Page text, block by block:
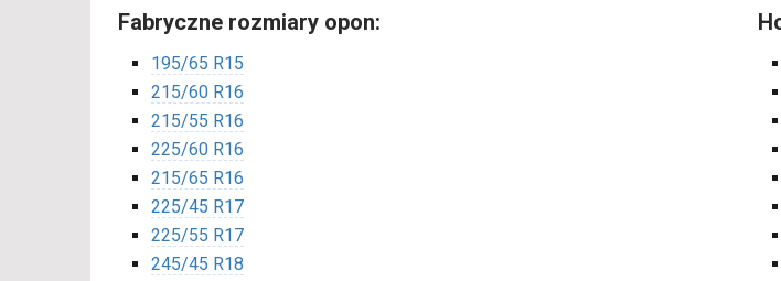
Fabryczne rozmiary opon:
195/65 R15
215/60 R16
215/55 R16
225/60 R16
215/65 R16
225/45 R17
225/55 R17
245/45 R18